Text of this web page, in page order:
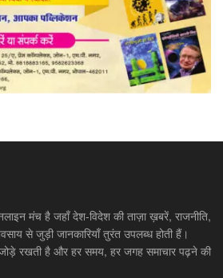
मंच है जहाँ देश-विदेश की ताज़ा ख़बरें, राजनीति,
से जुड़ी जानकारियाँ तुरंत उपलब्ध होती हैं।
रखती है और हर समय, हर जगह समाचार पढ़ने की